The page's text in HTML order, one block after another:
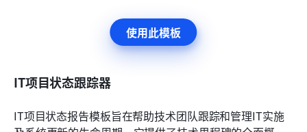
使用此模板
IT项目状态跟踪器
IT项目状态报告模板旨在帮助技术团队跟踪和管理IT实施